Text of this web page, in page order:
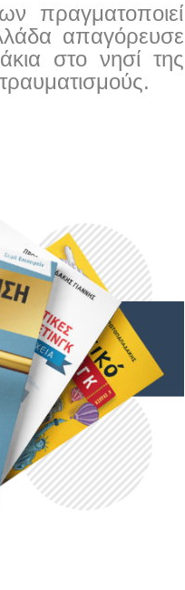
πραγματοποιεί
απαγόρευσε
στο νησί της